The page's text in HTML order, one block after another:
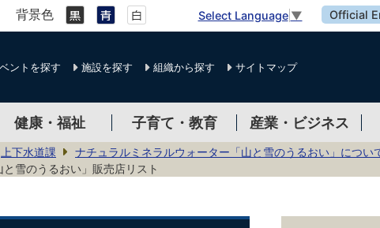
背景色 Select Language ▼ Official
ントを探す 施設を探す 組織から探す サイトマップ
健康・福祉 子育て・教育 産業・ビジネス
上下水道課
ナチュラルミネラルウォーター「山と雪のうるおい」につい
雪のうるおい」販売店リスト